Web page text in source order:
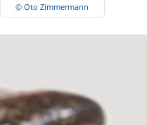
© Oto Zimmermann